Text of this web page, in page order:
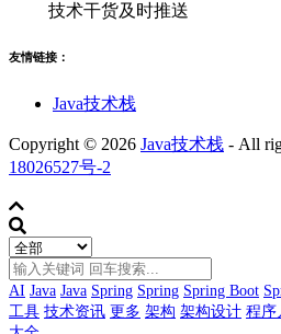
技术干货及时推送
友情链接：
Java技术栈
Copyright © 2026 Java技术栈 - All
18026527号-2
AI Java Java Spring Spring Spring Boot
工具 技术资讯 更多 架构 架构设计 程序